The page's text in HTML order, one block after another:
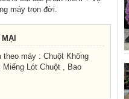
máy trọn đời.
theo máy : Chuột Không
Miếng Lót Chuột , Bao